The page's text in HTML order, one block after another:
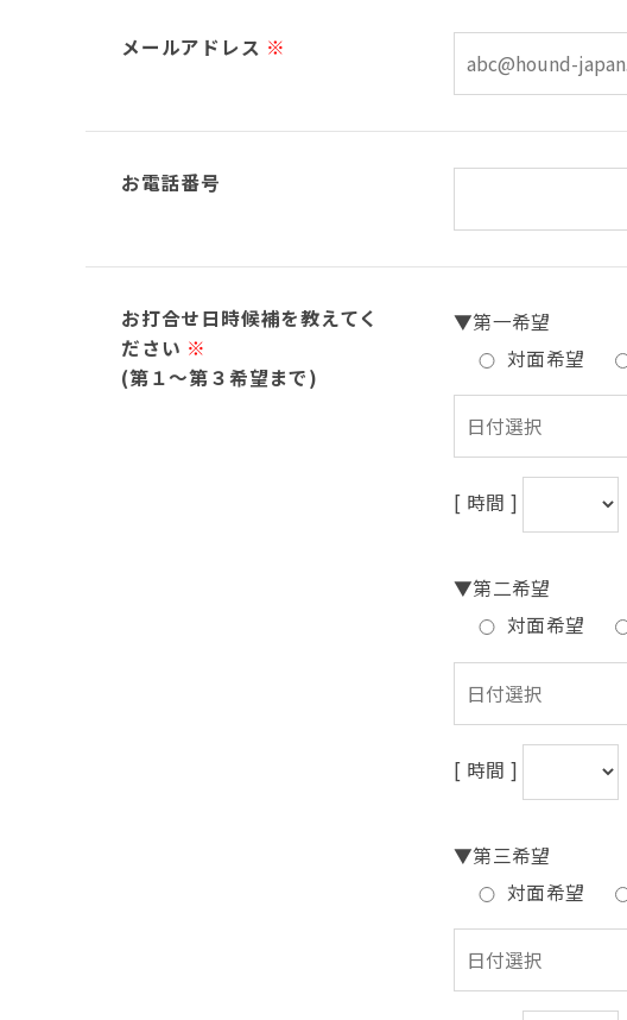
メールアドレス ※
お電話番号
お打合せ日時候補を教えてく
ださい ※
(第１～第３希望まで)
▼第一希望
対面希望
[ 時間 ]
▼第二希望
対面希望
[ 時間 ]
▼第三希望
対面希望